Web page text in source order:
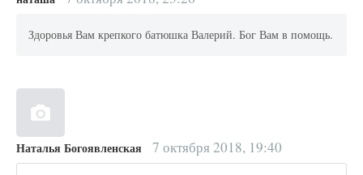
Здоровья Вам крепкого батюшка Валерий. Бог Вам в помощь.
Наталья Богоявленская 7 октября 2018, 19:40